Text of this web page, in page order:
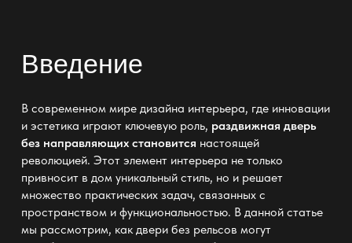
Введение
В современном мире дизайна интерьера, где инновации
и эстетика играют ключевую роль, раздвижная дверь
без направляющих становится настоящей
революцией. Этот элемент интерьера не только
привносит в дом уникальный стиль, но и решает
множество практических задач, связанных с
пространством и функциональностью. В данной статье
мы рассмотрим, как двери без рельсов могут